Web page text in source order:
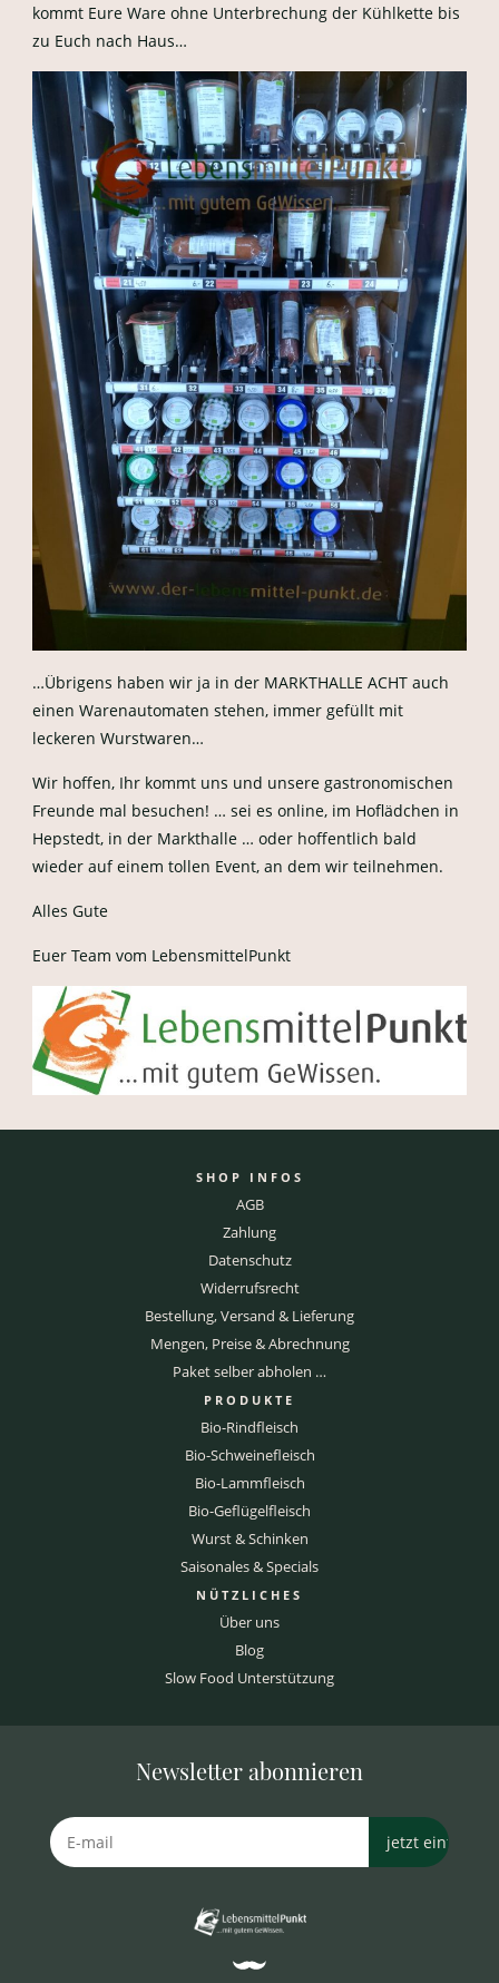
kommt Eure Ware ohne Unterbrechung der Kühlkette bis
zu Euch nach Haus…
…Übrigens haben wir ja in der MARKTHALLE ACHT auch
einen Warenautomaten stehen, immer gefüllt mit
leckeren Wurstwaren…
Wir hoffen, Ihr kommt uns und unsere gastronomischen
Freunde mal besuchen! … sei es online, im Hoflädchen in
Hepstedt, in der Markthalle … oder hoffentlich bald
wieder auf einem tollen Event, an dem wir teilnehmen.
Alles Gute
Euer Team vom LebensmittelPunkt
SHOP INFOS
AGB
Zahlung
Datenschutz
Widerrufsrecht
Bestellung, Versand & Lieferung
Mengen, Preise & Abrechnung
Paket selber abholen …
PRODUKTE
Bio-Rindfleisch
Bio-Schweinefleisch
Bio-Lammfleisch
Bio-Geflügelfleisch
Wurst & Schinken
Saisonales & Specials
NÜTZLICHES
Über uns
Blog
Slow Food Unterstützung
Newsletter abonnieren